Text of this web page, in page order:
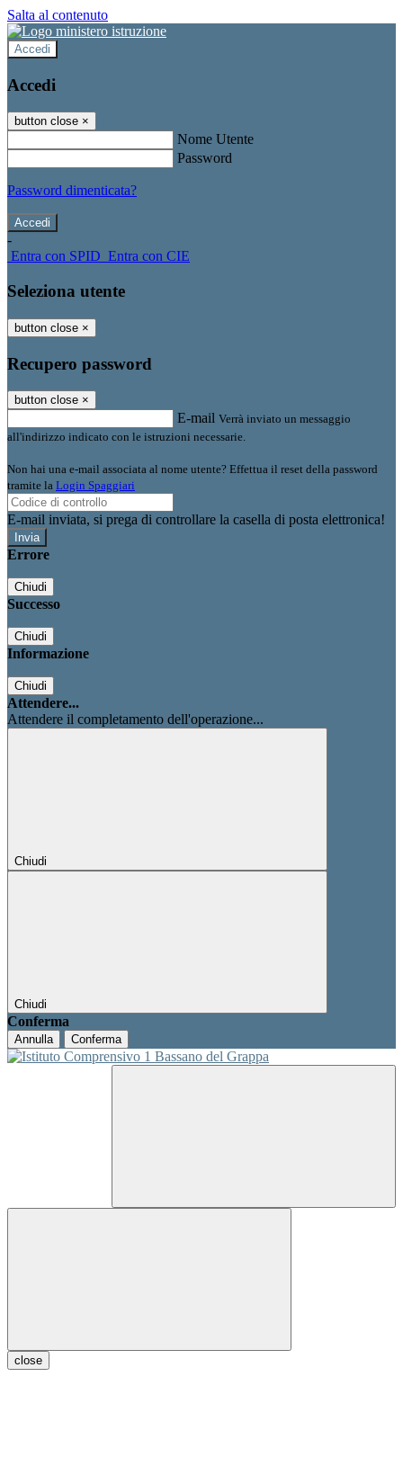
Salta al contenuto
Accedi
Accedi
button close ×
Nome Utente
Password
Password dimenticata?
-
Entra con SPID Entra con CIE
Seleziona utente
button close ×
Recupero password
button close ×
E-mail Verrà inviato un messaggio
all'indirizzo indicato con le istruzioni necessarie.
Non hai una e-mail associata al nome utente? Effettua il reset della password
tramite la Login Spaggiari
E-mail inviata, si prega di controllare la casella di posta elettronica!
Errore
Chiudi
Successo
Chiudi
Informazione
Chiudi
Attendere...
Attendere il completamento dell'operazione...
Chiudi
Chiudi
Conferma
Annulla Conferma
close